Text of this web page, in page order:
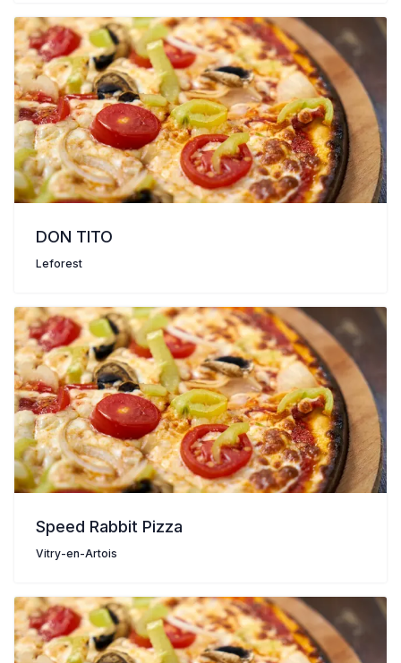
DON TITO
Leforest
Speed Rabbit Pizza
Vitry-en-Artois